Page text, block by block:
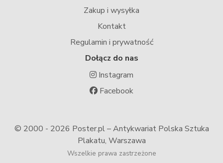
Zakup i wysyłka
Kontakt
Regulamin i prywatność
Dołącz do nas
Instagram
Facebook
© 2000 - 2026 Poster.pl – Antykwariat Polska Sztuka
Plakatu, Warszawa
Wszelkie prawa zastrzeżone